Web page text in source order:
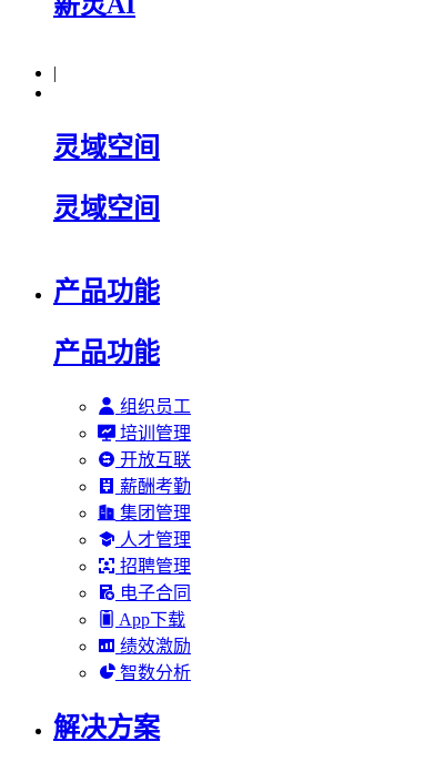
|
灵域空间
灵域空间
产品功能
产品功能
组织员工
培训管理
开放互联
薪酬考勤
集团管理
人才管理
招聘管理
电子合同
App下载
绩效激励
智数分析
解决方案